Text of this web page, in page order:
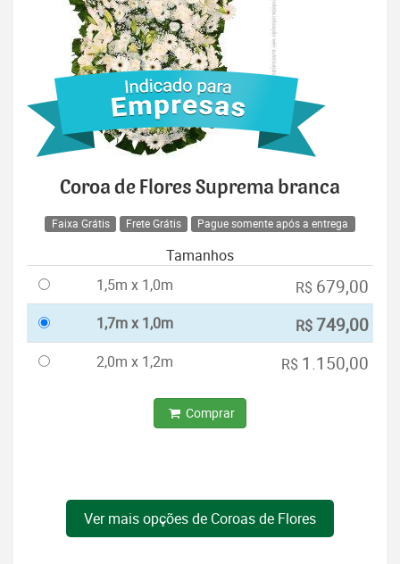
Coroa de Flores Suprema branca
Faixa Grátis Frete Grátis Pague somente após a entrega
Tamanhos
1,5m x 1,0m
R$ 679,00
1,7m x 1,0m R$749,00
2,0m x 1,2m R$ 1.150,00
Comprar
Ver mais opções de Coroas de Flores